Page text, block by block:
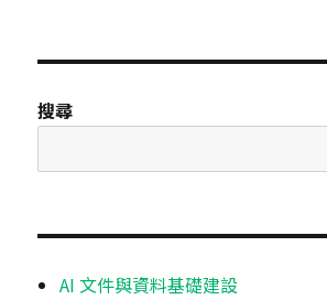
搜尋
AI 文件與資料基礎建設